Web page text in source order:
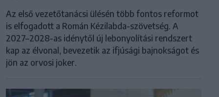
Az első vezetőtanácsi ülésén több fontos reformot
is elfogadott a Román Kézilabda-szövetség. A
2027–2028-as idénytől új lebonyolítási rendszert
kap az élvonal, bevezetik az ifjúsági bajnokságot és
jön az orvosi joker.